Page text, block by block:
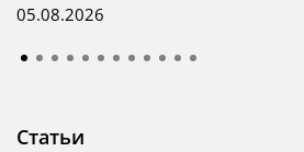
05.08.2026
Статьи